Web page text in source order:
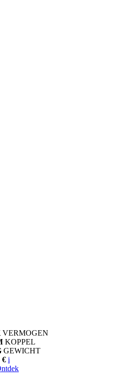
VERMOGEN
KOPPEL
GEWICHT
€ i